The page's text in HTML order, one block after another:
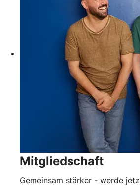
Mitgliedschaft
Gemeinsam stärker - werde